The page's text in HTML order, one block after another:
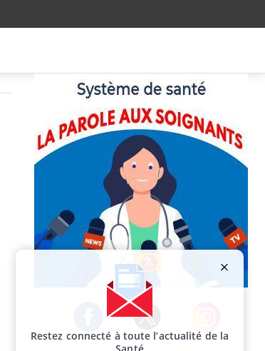
Facebook Twitter Instagram
Restez connecté à toute l’actualité de la